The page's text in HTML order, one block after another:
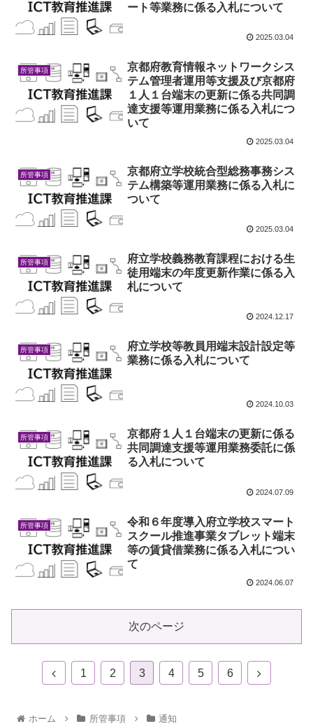
ート等業務に係る入札について
2025.03.04
所管事項
京都府教育情報ネットワークシス
テム管理者運用等支援及び京都府
１人１台端末の更新に係る共同調
達支援等運用業務に係る入札につ
いて
2025.03.04
所管事項
京都府立学校統合型総務事務シス
テム構築等運用業務に係る入札に
ついて
2025.03.04
所管事項
府立学校義務教育課程における生
徒用端末の年度更新作業に係る入
札について
2024.12.17
所管事項
府立学校等教員用端末設計設定等
業務に係る入札について
2024.10.03
所管事項
京都府１人１台端末の更新に係る
共同調達支援等運用業務委託に係
る入札について
2024.07.09
所管事項
令和６年度導入府立学校スマート
スクール推進事業タブレット端末
等の賃貸借業務に係る入札につい
て
2024.06.07
次のページ
1 2 3 4 5 6
ホーム 所管事項 通知